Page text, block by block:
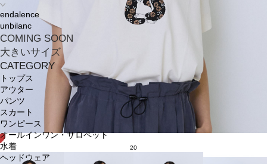
endalence
unbilanc
COMING SOON
大きいサイズ
CATEGORY
トップス
アウター
パンツ
スカート
ワンピース
オールインワン・サロペット
水着
ヘッドウェア
20